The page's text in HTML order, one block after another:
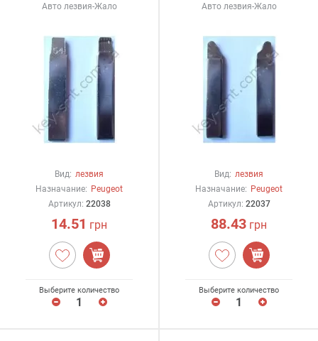
Авто лезвия-Жало
Вид: лезвия
Назначание: Peugeot
Артикул: 22038
14.51 грн
Выберите количество
Авто лезвия-Жало
Вид: лезвия
Назначание: Peugeot
Артикул: 22037
88.43 грн
Выберите количество